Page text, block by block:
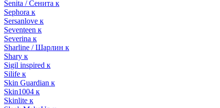
Senita / Сенита к
Sephora к
Sersanlove к
Seventeen к
Severina к
Sharline / Шарлин к
Shary к
Sigil inspired к
Silife к
Skin Guardian к
Skin1004 к
Skinlite к